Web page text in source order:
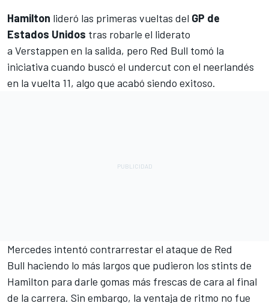
Hamilton lideró las primeras vueltas del GP de
Estados Unidos tras robarle el liderato
a Verstappen en la salida, pero Red Bull tomó la
iniciativa cuando buscó el undercut con el neerlandés
en la vuelta 11, algo que acabó siendo exitoso.
Mercedes intentó contrarrestar el ataque de Red
Bull haciendo lo más largos que pudieron los stints de
Hamilton para darle gomas más frescas de cara al final
de la carrera. Sin embargo, la ventaja de ritmo no fue